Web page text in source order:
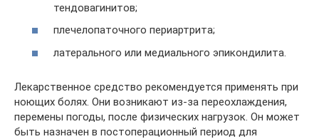
тендовагинитов;
плечелопаточного периартрита;
латерального или медиального эпикондилита.
Лекарственное средство рекомендуется применять при
ноющих болях. Они возникают из-за переохлаждения,
перемены погоды, после физических нагрузок. Он может
быть назначен в постоперационный период для